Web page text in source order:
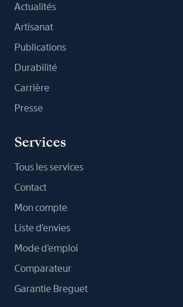
Actualités
Artisanat
Publications
Durabilité
Carrière
Presse
Services
Tous les services
Contact
Mon compte
Liste d'envies
Mode d'emploi
Comparateur
Garantie Breguet